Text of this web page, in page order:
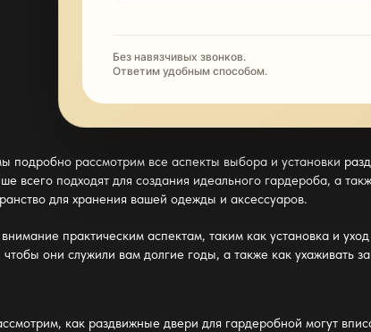
Без навязчивых звонков.
Ответим удобным способом.
подробно рассмотрим все аспекты выбора и установки
всего подходят для создания идеального гардероба, а
для хранения вашей одежды и аксессуаров.
практическим аспектам, таким как установка и уход
чтобы они служили вам долгие годы, а также как ухаживать
как раздвижные двери для гардеробной могут